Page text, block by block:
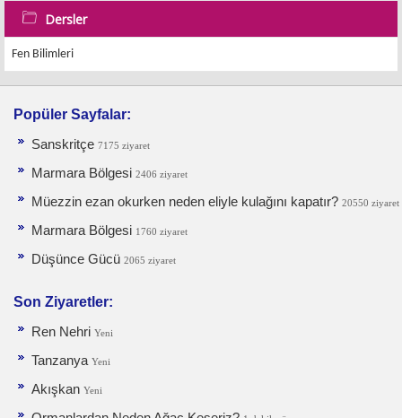
Dersler
Fen Bilimleri
Popüler Sayfalar:
Sanskritçe 7175 ziyaret
Marmara Bölgesi 2406 ziyaret
Müezzin ezan okurken neden eliyle kulağını kapatır? 20550 ziyaret
Marmara Bölgesi 1760 ziyaret
Düşünce Gücü 2065 ziyaret
Son Ziyaretler:
Ren Nehri Yeni
Tanzanya Yeni
Akışkan Yeni